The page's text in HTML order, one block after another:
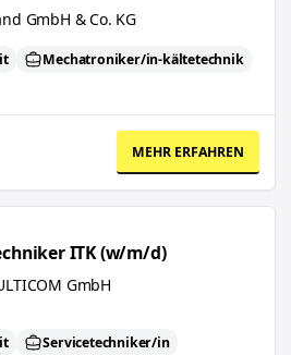
GmbH & Co. KG
Mechatroniker/in-kältetechnik
MEHR ERFAHREN
ITK (w/m/d)
GmbH
Servicetechniker/in